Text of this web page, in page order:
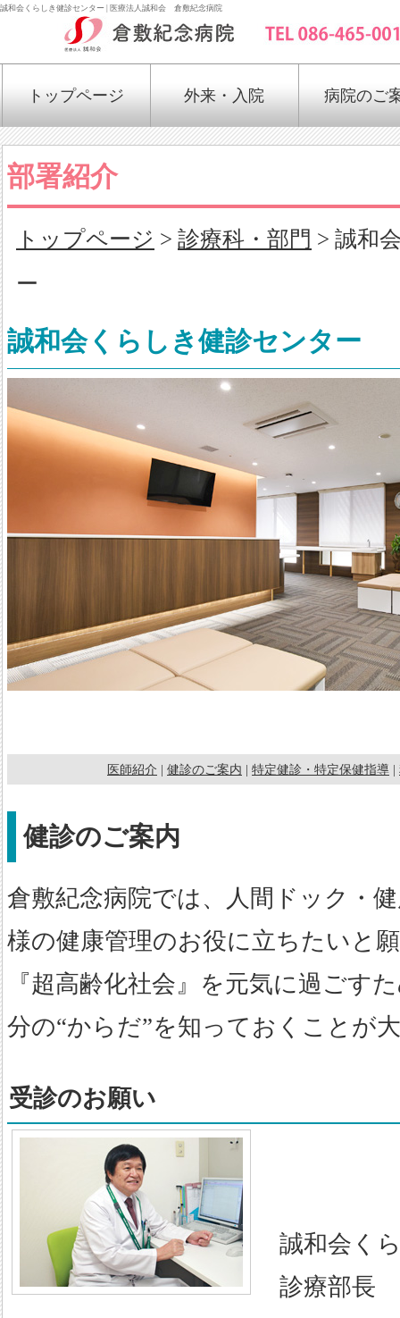
誠和会くらしき健診センター | 医療法人誠和会 倉敷紀念病院
トップページ 外来・入院 病院のご
部署紹介
トップページ > 診療科・部門 > 誠和
ー
誠和会くらしき健診センター
医師紹介 | 健診のご案内 | 特定健診・特定保健指導 |
健診のご案内
倉敷紀念病院では、人間ドック・
様の健康管理のお役に立ちたいと
『超高齢化社会』を元気に過ごす
分の“からだ”を知っておくことが
受診のお願い
誠和会く
診療部長